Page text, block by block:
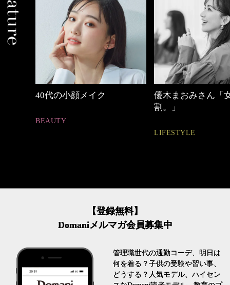
優木まおみさん「女の時間
【ワーママのきれ
ュアル通勤】
FASHION
【登録無料】
Domaniメルマガ会員募集中
管理職世代の通勤コーデ、明日は
何を着る？子供の受験や習い事、
どうする？人気モデル、ハイセン